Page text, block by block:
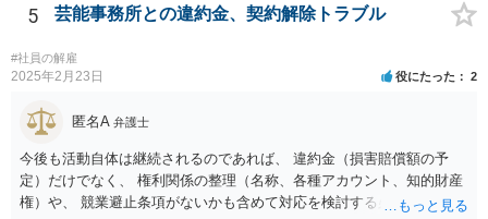
シュのあるなしによって保全処分も必要になりそうです。 訴状の内
容、合同会社の定款とあなたの役員任期、社宅利用契約の内容（社宅
は合同会社所有か？賃貸？、使用料支払はゼロ？それとも一旦報酬と
して３０万円支給されてそこから払っている？）くらいがあれば、御
5 芸能事務所との違約金、契約解除トラブル
#社員の解雇
2025年2月23日 役にたった 2
匿名A 弁護士
今後も活動自体は継続されるのであれば、 違約金（損害賠償額の予
定）だけでなく、 権利関係の整理（名称、各種アカウント、知的財産
権）や、 競業避止条項がないかも含めて対応を検討する必要がありま